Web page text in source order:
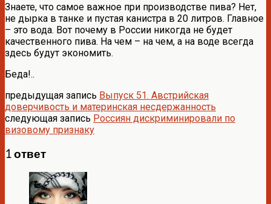
Знаете, что самое важное при производстве пива? Нет,
не дырка в танке и пустая канистра в 20 литров. Главное
– это вода. Вот почему в России никогда не будет
качественного пива. На чем – на чем, а на воде всегда
здесь будут экономить.
Беда!..
предыдущая запись Выпуск 51. Австрийская
доверчивость и материнская несдержанность
следующая запись Россиян дискриминировали по
визовому признаку
1 ответ